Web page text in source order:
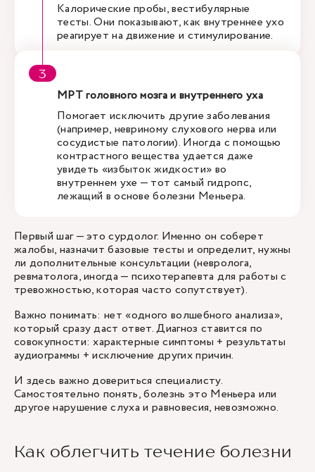
Калорические пробы, вестибулярные
тесты. Они показывают, как внутреннее ухо
реагирует на движение и стимулирование.
МРТ головного мозга и внутреннего уха
Помогает исключить другие заболевания
(например, невриному слухового нерва или
сосудистые патологии). Иногда с помощью
контрастного вещества удается даже
увидеть «избыток жидкости» во
внутреннем ухе — тот самый гидропс,
лежащий в основе болезни Меньера.
Первый шаг — это сурдолог. Именно он соберет
жалобы, назначит базовые тесты и определит, нужны
ли дополнительные консультации (невролога,
ревматолога, иногда — психотерапевта для работы с
тревожностью, которая часто сопутствует).
Важно понимать: нет «одного волшебного анализа»,
который сразу даст ответ. Диагноз ставится по
совокупности: характерные симптомы + результаты
аудиограммы + исключение других причин.
И здесь важно довериться специалисту.
Самостоятельно понять, болезнь это Меньера или
другое нарушение слуха и равновесия, невозможно.
Как облегчить течение болезни